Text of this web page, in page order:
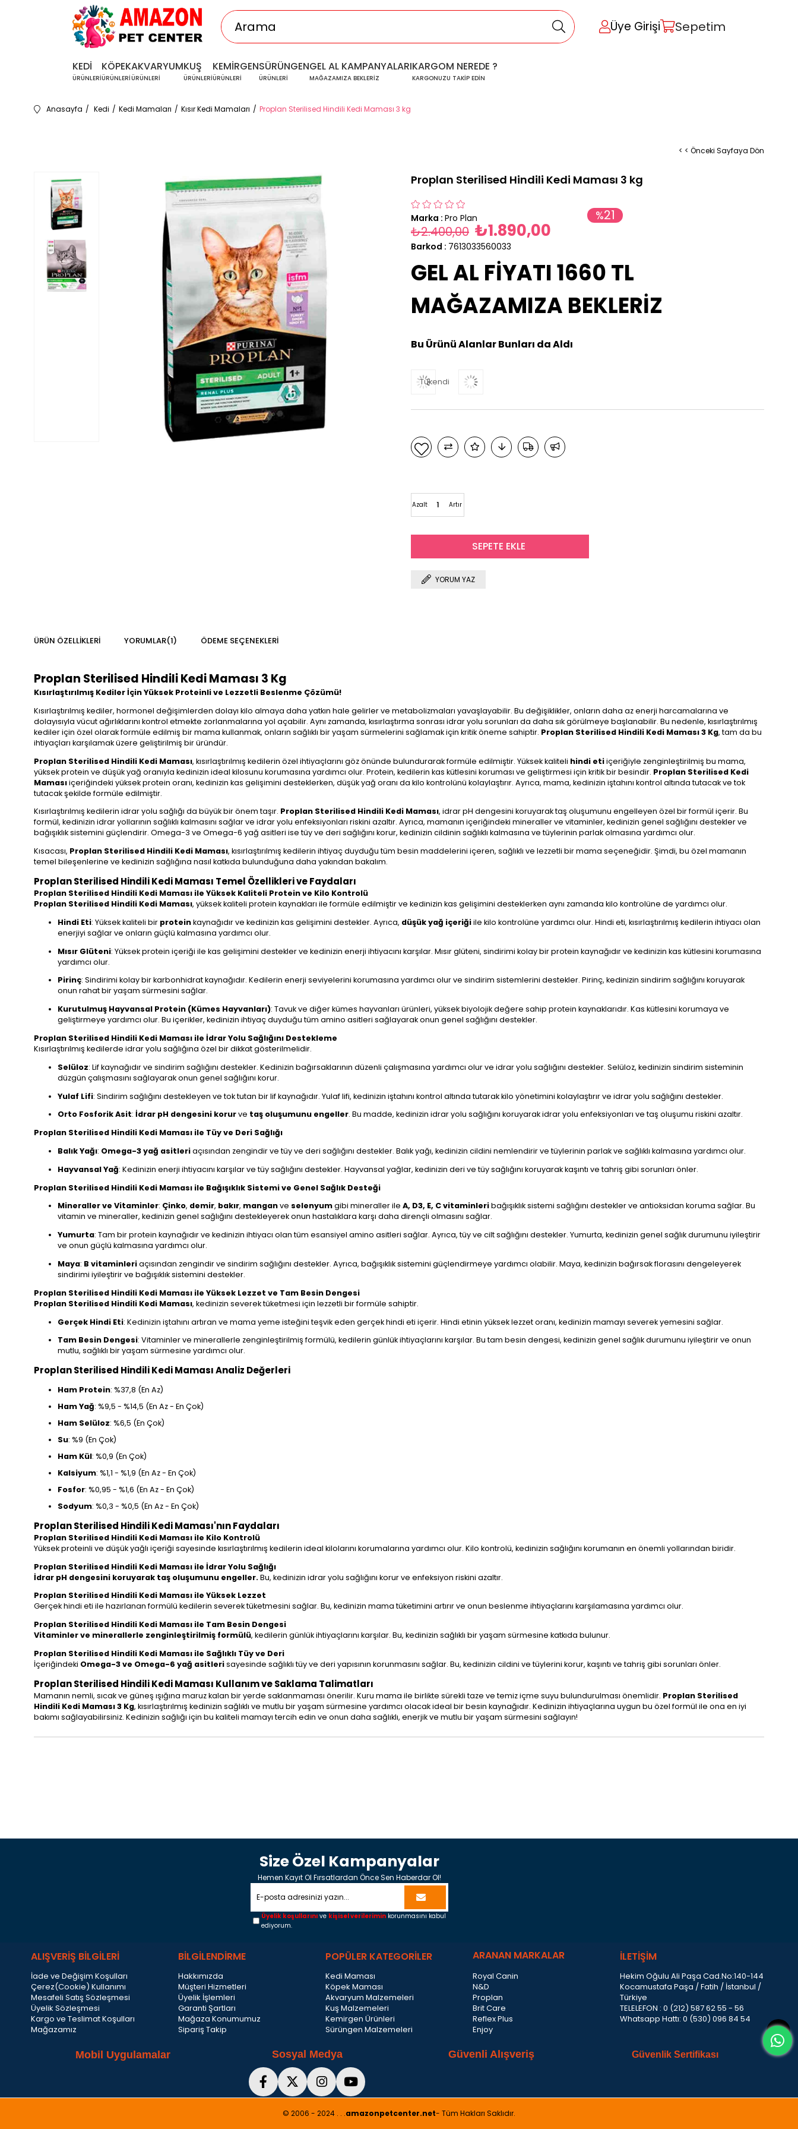
Üye Girişi Sepetim
KEDİ
ÜRÜNLERİ
KÖPEK
ÜRÜNLERİ
AKVARYUM
ÜRÜNLERİ
KUŞ
ÜRÜNLERİ
KEMİRGEN
ÜRÜNLERİ
SÜRÜNGEN
ÜRÜNLERİ
GEL AL KAMPANYALARI
MAĞAZAMIZA BEKLERİZ
KARGOM NEREDE ?
KARGONUZU TAKİP EDİN
Anasayfa Kedi Kedi Mamaları Kısır Kedi Mamaları Proplan Sterilised Hindili Kedi Maması 3 kg
< < Önceki Sayfaya Dön
Proplan Sterilised Hindili Kedi Maması 3 kg
Marka : Pro Plan %21
₺2.400,00 ₺1.890,00
Barkod : 7613033560033
GEL AL FİYATI 1660 TL
MAĞAZAMIZA BEKLERİZ
Bu Ürünü Alanlar Bunları da Aldı
Tükendi
Artır
Azalt
YORUM YAZ
ÜRÜN ÖZELLIKLERI YORUMLAR(1) ÖDEME SEÇENEKLERI
Proplan Sterilised Hindili Kedi Maması 3 Kg
Kısırlaştırılmış Kediler İçin Yüksek Proteinli ve Lezzetli Beslenme Çözümü!
Kısırlaştırılmış kediler, hormonel değişimlerden dolayı kilo almaya daha yatkın hale gelirler ve metabolizmaları yavaşlayabilir. Bu değişiklikler, onların daha az enerji harcamalarına ve
dolayısıyla vücut ağırlıklarını kontrol etmekte zorlanmalarına yol açabilir. Aynı zamanda, kısırlaştırma sonrası idrar yolu sorunları da daha sık görülmeye başlanabilir. Bu nedenle, kısırlaştırılmış
kediler için özel olarak formüle edilmiş bir mama kullanmak, onların sağlıklı bir yaşam sürmelerini sağlamak için kritik öneme sahiptir. Proplan Sterilised Hindili Kedi Maması 3 Kg, tam da bu
ihtiyaçları karşılamak üzere geliştirilmiş bir üründür.
Proplan Sterilised Hindili Kedi Maması, kısırlaştırılmış kedilerin özel ihtiyaçlarını göz önünde bulundurarak formüle edilmiştir. Yüksek kaliteli hindi etiiçeriğiyle zenginleştirilmiş bu mama,
yüksek protein ve düşük yağ oranıyla kedinizin ideal kilosunu korumasına yardımcı olur. Protein, kedilerin kas kütlesini koruması ve geliştirmesi için kritik bir besindir. Proplan Sterilised Kedi
Mamasıiçeriğindeki yüksek protein oranı, kedinizin kas gelişimini desteklerken, düşük yağ oranı da kilo kontrolünü kolaylaştırır. Ayrıca, mama, kedinizin iştahını kontrol altında tutacak ve tok
tutacak şekilde formüle edilmiştir.
Kısırlaştırılmış kedilerin idrar yolu sağlığı da büyük bir önem taşır. Proplan Sterilised Hindili Kedi Maması, idrar pH dengesini koruyarak taş oluşumunu engelleyen özel bir formül içerir. Bu
formül, kedinizin idrar yollarının sağlıklı kalmasını sağlar ve idrar yolu enfeksiyonları riskini azaltır. Ayrıca, mamanın içeriğindeki mineraller ve vitaminler, kedinizin genel sağlığını destekler ve
bağışıklık sistemini güçlendirir. Omega-3 ve Omega-6 yağ asitleri ise tüy ve deri sağlığını korur, kedinizin cildinin sağlıklı kalmasına ve tüylerinin parlak olmasına yardımcı olur.
Kısacası, Proplan Sterilised Hindili Kedi Maması, kısırlaştırılmış kedilerin ihtiyaç duyduğu tüm besin maddelerini içeren, sağlıklı ve lezzetli bir mama seçeneğidir. Şimdi, bu özel mamanın
temel bileşenlerine ve kedinizin sağlığına nasıl katkıda bulunduğuna daha yakından bakalım.
Proplan Sterilised Hindili Kedi Maması Temel Özellikleri ve Faydaları
Proplan Sterilised Hindili Kedi Maması ile Yüksek Kaliteli Protein ve Kilo Kontrolü
Proplan Sterilised Hindili Kedi Maması, yüksek kaliteli protein kaynakları ile formüle edilmiştir ve kedinizin kas gelişimini desteklerken aynı zamanda kilo kontrolüne de yardımcı olur.
Hindi Eti: Yüksek kaliteli bir proteinkaynağıdır ve kedinizin kas gelişimini destekler. Ayrıca, düşük yağ içeriğiile kilo kontrolüne yardımcı olur. Hindi eti, kısırlaştırılmış kedilerin ihtiyacı olan
enerjiyi sağlar ve onların güçlü kalmasına yardımcı olur.
Mısır Glüteni: Yüksek protein içeriği ile kas gelişimini destekler ve kedinizin enerji ihtiyacını karşılar. Mısır glüteni, sindirimi kolay bir protein kaynağıdır ve kedinizin kas kütlesini korumasına
yardımcı olur.
Pirinç: Sindirimi kolay bir karbonhidrat kaynağıdır. Kedilerin enerji seviyelerini korumasına yardımcı olur ve sindirim sistemlerini destekler. Pirinç, kedinizin sindirim sağlığını koruyarak
onun rahat bir yaşam sürmesini sağlar.
Kurutulmuş Hayvansal Protein (Kümes Hayvanları): Tavuk ve diğer kümes hayvanları ürünleri, yüksek biyolojik değere sahip protein kaynaklarıdır. Kas kütlesini korumaya ve
geliştirmeye yardımcı olur. Bu içerikler, kedinizin ihtiyaç duyduğu tüm amino asitleri sağlayarak onun genel sağlığını destekler.
Proplan Sterilised Hindili Kedi Maması ile İdrar Yolu Sağlığını Destekleme
Kısırlaştırılmış kedilerde idrar yolu sağlığına özel bir dikkat gösterilmelidir.
Selüloz: Lif kaynağıdır ve sindirim sağlığını destekler. Kedinizin bağırsaklarının düzenli çalışmasına yardımcı olur ve idrar yolu sağlığını destekler. Selüloz, kedinizin sindirim sisteminin
düzgün çalışmasını sağlayarak onun genel sağlığını korur.
Yulaf Lifi: Sindirim sağlığını destekleyen ve tok tutan bir lif kaynağıdır. Yulaf lifi, kedinizin iştahını kontrol altında tutarak kilo yönetimini kolaylaştırır ve idrar yolu sağlığını destekler.
Orto Fosforik Asit: İdrar pH dengesini korurve taş oluşumunu engeller. Bu madde, kedinizin idrar yolu sağlığını koruyarak idrar yolu enfeksiyonları ve taş oluşumu riskini azaltır.
Proplan Sterilised Hindili Kedi Maması ile Tüy ve Deri Sağlığı
Balık Yağı: Omega-3 yağ asitleriaçısından zengindir ve tüy ve deri sağlığını destekler. Balık yağı, kedinizin cildini nemlendirir ve tüylerinin parlak ve sağlıklı kalmasına yardımcı olur.
Hayvansal Yağ: Kedinizin enerji ihtiyacını karşılar ve tüy sağlığını destekler. Hayvansal yağlar, kedinizin deri ve tüy sağlığını koruyarak kaşıntı ve tahriş gibi sorunları önler.
Proplan Sterilised Hindili Kedi Maması ile Bağışıklık Sistemi ve Genel Sağlık Desteği
Mineraller ve Vitaminler: Çinko, demir, bakır, manganve selenyumgibi mineraller ile A, D3, E, C vitaminleribağışıklık sistemi sağlığını destekler ve antioksidan koruma sağlar. Bu
vitamin ve mineraller, kedinizin genel sağlığını destekleyerek onun hastalıklara karşı daha dirençli olmasını sağlar.
Yumurta: Tam bir protein kaynağıdır ve kedinizin ihtiyacı olan tüm esansiyel amino asitleri sağlar. Ayrıca, tüy ve cilt sağlığını destekler. Yumurta, kedinizin genel sağlık durumunu iyileştirir
ve onun güçlü kalmasına yardımcı olur.
Maya: B vitaminleriaçısından zengindir ve sindirim sağlığını destekler. Ayrıca, bağışıklık sistemini güçlendirmeye yardımcı olabilir. Maya, kedinizin bağırsak florasını dengeleyerek
sindirimi iyileştirir ve bağışıklık sistemini destekler.
Proplan Sterilised Hindili Kedi Maması ile Yüksek Lezzet ve Tam Besin Dengesi
Proplan Sterilised Hindili Kedi Maması, kedinizin severek tüketmesi için lezzetli bir formüle sahiptir.
Gerçek Hindi Eti: Kedinizin iştahını artıran ve mama yeme isteğini teşvik eden gerçek hindi eti içerir. Hindi etinin yüksek lezzet oranı, kedinizin mamayı severek yemesini sağlar.
Tam Besin Dengesi: Vitaminler ve minerallerle zenginleştirilmiş formülü, kedilerin günlük ihtiyaçlarını karşılar. Bu tam besin dengesi, kedinizin genel sağlık durumunu iyileştirir ve onun
mutlu, sağlıklı bir yaşam sürmesine yardımcı olur.
Proplan Sterilised Hindili Kedi Maması Analiz Değerleri
Ham Protein: %37,8 (En Az)
Ham Yağ: %9,5 - %14,5 (En Az - En Çok)
Ham Selüloz: %6,5 (En Çok)
Su: %9 (En Çok)
Ham Kül: %0,9 (En Çok)
Kalsiyum: %1,1 - %1,9 (En Az - En Çok)
Fosfor: %0,95 - %1,6 (En Az - En Çok)
Sodyum: %0,3 - %0,5 (En Az - En Çok)
Proplan Sterilised Hindili Kedi Maması'nın Faydaları
Proplan Sterilised Hindili Kedi Maması ile Kilo Kontrolü
Yüksek proteinli ve düşük yağlı içeriği sayesinde kısırlaştırılmış kedilerin ideal kilolarını korumalarına yardımcı olur. Kilo kontrolü, kedinizin sağlığını korumanın en önemli yollarından biridir.
Proplan Sterilised Hindili Kedi Maması ile İdrar Yolu Sağlığı
İdrar pH dengesini koruyarak taş oluşumunu engeller.Bu, kedinizin idrar yolu sağlığını korur ve enfeksiyon riskini azaltır.
Proplan Sterilised Hindili Kedi Maması ile Yüksek Lezzet
Gerçek hindi eti ile hazırlanan formülü kedilerin severek tüketmesini sağlar. Bu, kedinizin mama tüketimini artırır ve onun beslenme ihtiyaçlarını karşılamasına yardımcı olur.
Proplan Sterilised Hindili Kedi Maması ile Tam Besin Dengesi
Vitaminler ve minerallerle zenginleştirilmiş formülü, kedilerin günlük ihtiyaçlarını karşılar. Bu, kedinizin sağlıklı bir yaşam sürmesine katkıda bulunur.
Proplan Sterilised Hindili Kedi Maması ile Sağlıklı Tüy ve Deri
İçeriğindeki Omega-3 ve Omega-6 yağ asitlerisayesinde sağlıklı tüy ve deri yapısının korunmasını sağlar. Bu, kedinizin cildini ve tüylerini korur, kaşıntı ve tahriş gibi sorunları önler.
Proplan Sterilised Hindili Kedi Maması Kullanım ve Saklama Talimatları
Mamanın nemli, sıcak ve güneş ışığına maruz kalan bir yerde saklanmaması önerilir. Kuru mama ile birlikte sürekli taze ve temiz içme suyu bulundurulması önemlidir. Proplan Sterilised
Hindili Kedi Maması 3 Kg, kısırlaştırılmış kedinizin sağlıklı ve mutlu bir yaşam sürmesine yardımcı olacak ideal bir besin kaynağıdır. Kedinizin ihtiyaçlarına uygun bu özel formül ile ona en iyi
bakımı sağlayabilirsiniz. Kedinizin sağlığı için bu kaliteli mamayı tercih edin ve onun daha sağlıklı, enerjik ve mutlu bir yaşam sürmesini sağlayın!
Size Özel Kampanyalar
Hemen Kayıt Ol Fırsatlardan Önce Sen Haberdar Ol!
Üyelik koşullarını ve kişisel verilerimin korunmasını kabul
ediyorum.
ALIŞVERİŞ BİLGİLERİ
İade ve Değişim Koşulları
Çerez(Cookie) Kullanımı
Mesafeli Satış Sözleşmesi
Üyelik Sözleşmesi
Kargo ve Teslimat Koşulları
Mağazamız
BİLGİLENDİRME
Hakkımızda
Müşteri Hizmetleri
Üyelik İşlemleri
Garanti Şartları
Mağaza Konumumuz
Sipariş Takip
POPÜLER KATEGORİLER
Kedi Maması
Köpek Maması
Akvaryum Malzemeleri
Kuş Malzemeleri
Kemirgen Ürünleri
Sürüngen Malzemeleri
ARANAN MARKALAR
Royal Canin
N&D
Proplan
Brit Care
Reflex Plus
Enjoy
İLETİŞİM
Hekim Oğulu Ali Paşa Cad.No:140-144
Kocamustafa Paşa / Fatih / İstanbul /
Türkiye
TELELEFON : 0 (212) 587 62 55 - 56
Whatsapp Hattı: 0 (530) 096 84 54
Mobil Uygulamalar Sosyal Medya Güvenli Alışveriş Güvenlik Sertifikası
© 2006 - 2024 . . .amazonpetcenter.net- Tüm Hakları Saklıdır.